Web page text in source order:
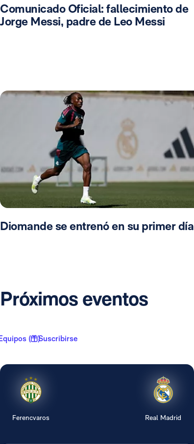
Comunicado Oficial: fallecimiento de
Jorge Messi, padre de Leo Messi
Diomande se entrenó en su primer día
Próximos eventos
( 1 )Suscribirse
Ferencvaros Real Madrid